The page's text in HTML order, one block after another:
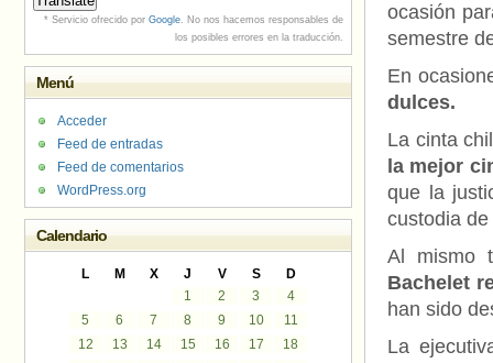
ocasión
semestre
En
dulces.
La cinta
la mejor
que la
custodia
Al mismo
Bachelet
han sido
La
* Servicio ofrecido por Google. No nos hacemos responsables de
los posibles errores en la traducción.
Menú
Acceder
Feed de entradas
Feed de comentarios
WordPress.org
Calendario
L M X J V S
D
1
2 3
4
5
6 7 8 9 10
11
12
13 14 15 16 17
18